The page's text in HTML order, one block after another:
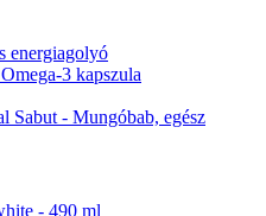
energiagolyó
3 kapszula
Sabut - Mungóbab, egész
- 490 ml